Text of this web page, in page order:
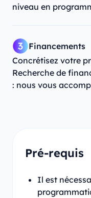
niveau en
Financements
Concrétisez votre
Recherche de
: nous vous
Pré-requis
Il est